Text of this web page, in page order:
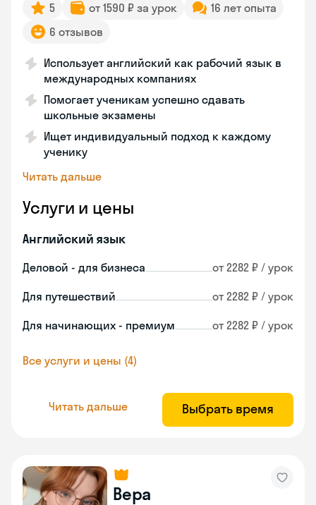
5 от 1590 ₽ за урок
16 лет опыта
6 отзывов
Использует английский как рабочий язык в
международных компаниях
Помогает ученикам успешно сдавать
школьные экзамены
Ищет индивидуальный подход к каждому
ученику
Читать дальше
Услуги и цены
Английский язык
Деловой - для бизнеса от 2282 ₽ / урок
Для путешествий от 2282 ₽ / урок
Для начинающих - премиум от 2282 ₽ / урок
Все услуги и цены (4)
Читать дальше Выбрать время
Вера